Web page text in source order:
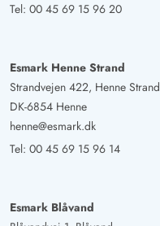
Tel: 00 45 69 15 96 20
Esmark Henne Strand
Strandvejen 422, Henne Strand
DK-6854 Henne
henne@esmark.dk
Tel: 00 45 69 15 96 14
Esmark Blåvand